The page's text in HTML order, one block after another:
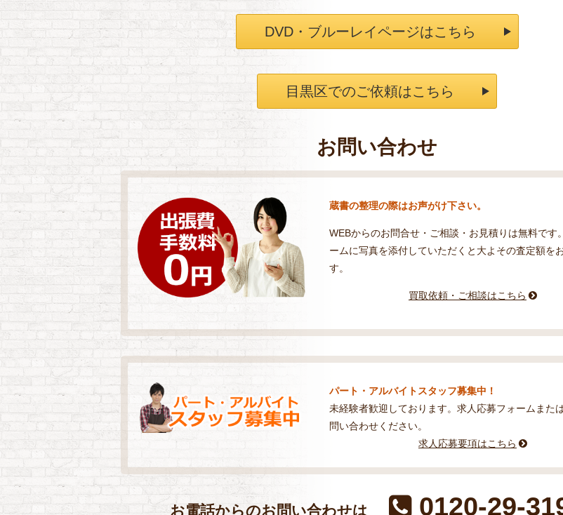
DVD・ブルーレイページはこちら
目黒区でのご依頼はこちら
お問い合わせ
蔵書の整理の際はお声がけ下さい。
WEBからのお問合せ・ご相談・お見積りは無料です
ームに写真を添付していただくと大よその査定額を
す。
買取依頼・ご相談はこちら
パート・アルバイトスタッフ募集中！
未経験者歓迎しております。求人応募フォームまた
問い合わせください。
求人応募要項はこちら
お電話からのお問い合わせは 0120-29-